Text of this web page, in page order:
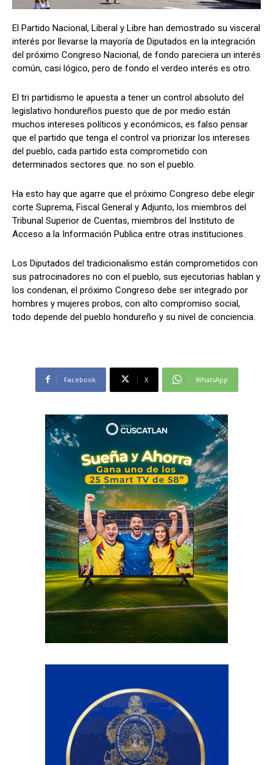
Comparta
Facebook X WhatsApp
Síganos
Comparta
Facebook X WhatsApp
Síganos
El Partido Nacional, Liberal y Libre han demostrado su visceral
interés por llevarse la mayoría de Diputados en la integración
del próximo Congreso Nacional, de fondo pareciera un interés
común, casi lógico, pero de fondo el verdeo interés es otro.
El tri partidismo le apuesta a tener un control absoluto del
legislativo hondureños puesto que de por medio están
muchos intereses políticos y económicos, es falso pensar
que el partido que tenga el control va priorizar los intereses
del pueblo, cada partido esta comprometido con
determinados sectores que. no son el pueblo.
Ha esto hay que agarre que el próximo Congreso debe elegir
corte Suprema, Fiscal General y Adjunto, los miembros del
Tribunal Superior de Cuentas, miembros del Instituto de
Acceso a la Información Publica entre otras instituciones.
Los Diputados del tradicionalismo están comprometidos con
sus patrocinadores no con el pueblo, sus ejecutorias hablan y
los condenan, el próximo Congreso debe ser integrado por
hombres y mujeres probos, con alto compromiso social,
todo depende del pueblo hondureño y su nivel de conciencia.
Facebook X WhatsApp